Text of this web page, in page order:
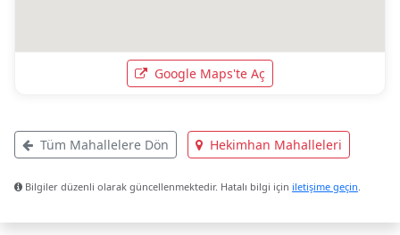
Google Maps'te Aç
Tüm Mahallelere Dön Hekimhan Mahalleleri
Bilgiler düzenli olarak güncellenmektedir. Hatalı bilgi için iletişime geçin.